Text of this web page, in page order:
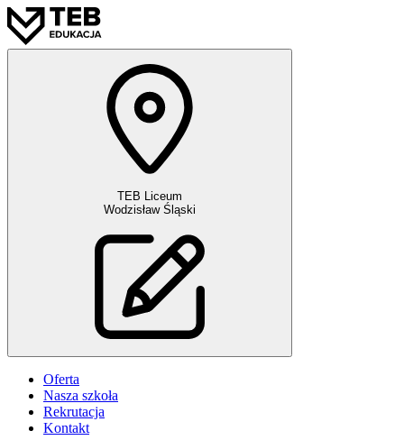
TEB Liceum
Wodzisław Śląski
Oferta
Nasza szkoła
Rekrutacja
Kontakt